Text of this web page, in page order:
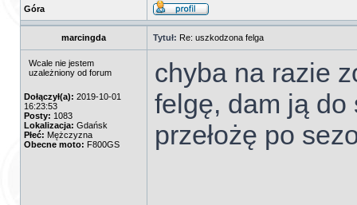
Góra
marcingda Tytuł: Re: uszkodzona felga
Wcale nie jestem
uzależniony od forum
Dołączył(a): 2019-10-01
16:23:53
Posty: 1083
Lokalizacja: Gdańsk
Płeć: Mężczyzna
Obecne moto: F800GS
chyba na razie
felgę, dam ją do
przełożę po